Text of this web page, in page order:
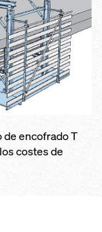
de encofrado T
costes de